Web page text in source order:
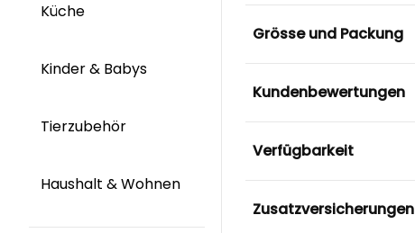
Küche
Kinder & Babys
Tierzubehör
Haushalt & Wohnen
Grösse und Packung
Kundenbewertungen
Verfügbarkeit
Zusatzversicherungen